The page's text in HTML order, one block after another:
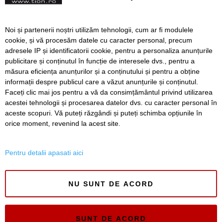
Avionul Ursulei von der
Leyen, vizat de un atac
atribuit Rusiei
Înapoi Înainte
SERVICII Redactia
Folosinta Cookie-urilor
Noi și partenerii noștri utilizăm tehnologii, cum ar fi modulele
cookie, și vă procesăm datele cu caracter personal, precum
adresele IP și identificatorii cookie, pentru a personaliza anunțurile
publicitare și conținutul în funcție de interesele dvs., pentru a
măsura eficiența anunțurilor și a conținutului și pentru a obține
informații despre publicul care a văzut anunțurile și conținutul.
Faceți clic mai jos pentru a vă da consimțământul privind utilizarea
acestei tehnologii și procesarea datelor dvs. cu caracter personal în
aceste scopuri. Vă puteți răzgândi și puteți schimba opțiunile în
orice moment, revenind la acest site.
Pentru detalii apasati aici
NU SUNT DE ACORD
SUNT DE ACORD